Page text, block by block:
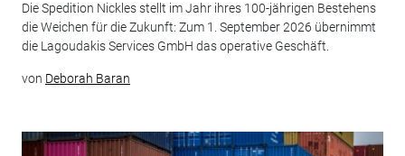
Die Spedition Nickles stellt im Jahr ihres 100-jährigen Bestehens
die Weichen für die Zukunft: Zum 1. September 2026 übernimmt
die Lagoudakis Services GmbH das operative Geschäft.
von Deborah Baran